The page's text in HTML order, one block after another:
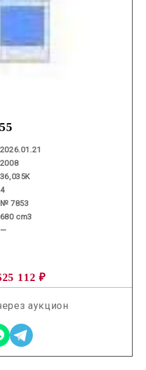
2026.01.21
2008
36,035K
4
№ 7853
680 cm3
—
112 ₽
аукцион